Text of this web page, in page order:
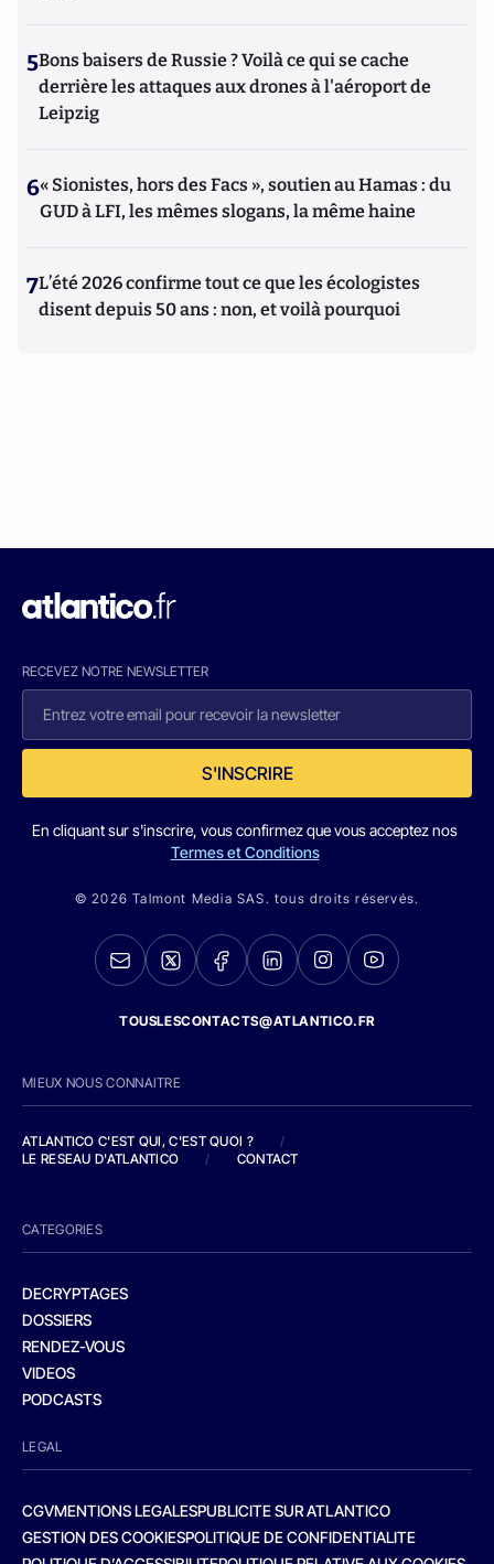
5Bons baisers de Russie ? Voilà ce qui se cache
derrière les attaques aux drones à l'aéroport de
Leipzig
6« Sionistes, hors des Facs », soutien au Hamas : du
GUD à LFI, les mêmes slogans, la même haine
7L’été 2026 confirme tout ce que les écologistes
disent depuis 50 ans : non, et voilà pourquoi
RECEVEZ NOTRE NEWSLETTER
S'INSCRIRE
En cliquant sur s'inscrire, vous confirmez que vous acceptez nos
Termes et Conditions
© 2026 Talmont Media SAS. tous droits réservés.
TOUSLESCONTACTS@ATLANTICO.FR
MIEUX NOUS CONNAITRE
ATLANTICO C'EST QUI, C'EST QUOI ?
/
LE RESEAU D'ATLANTICO
/ CONTACT
CATEGORIES
DECRYPTAGES
DOSSIERS
RENDEZ-VOUS
VIDEOS
PODCASTS
LEGAL
CGVMENTIONS LEGALESPUBLICITE SUR ATLANTICO
GESTION DES COOKIESPOLITIQUE DE CONFIDENTIALITE